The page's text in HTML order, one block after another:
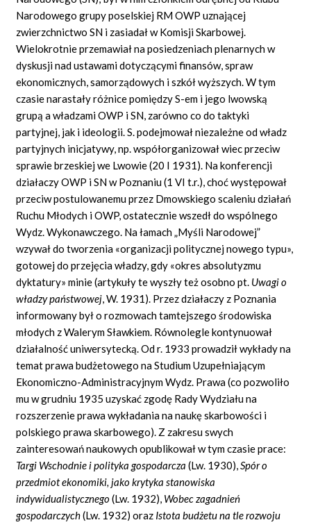
Narodowego grupy poselskiej RM OWP uznającej
zwierzchnictwo SN i zasiadał w Komisji Skarbowej.
Wielokrotnie przemawiał na posiedzeniach plenarnych w
dyskusji nad ustawami dotyczącymi finansów, spraw
ekonomicznych, samorządowych i szkół wyższych. W tym
czasie narastały różnice pomiędzy S-em i jego lwowską
grupą a władzami OWP i SN, zarówno co do taktyki
partyjnej, jak i ideologii. S. podejmował niezależne od władz
partyjnych inicjatywy, np. współorganizował wiec przeciw
sprawie brzeskiej we Lwowie (20 I 1931). Na konferencji
działaczy OWP i SN w Poznaniu (1 VI t.r.), choć występował
przeciw postulowanemu przez Dmowskiego scaleniu działań
Ruchu Młodych i OWP, ostatecznie wszedł do wspólnego
Wydz. Wykonawczego. Na łamach „Myśli Narodowej”
wzywał do tworzenia «organizacji politycznej nowego typu»,
gotowej do przejęcia władzy, gdy «okres absolutyzmu
dyktatury» minie (artykuły te wyszły też osobno pt. Uwagi o
władzy państwowej,W. 1931). Przez działaczy z Poznania
informowany był o rozmowach tamtejszego środowiska
młodych z Walerym Sławkiem. Równolegle kontynuował
działalność uniwersytecką. Od r. 1933 prowadził wykłady na
temat prawa budżetowego na Studium Uzupełniającym
Ekonomiczno-Administracyjnym Wydz. Prawa (co pozwoliło
mu w grudniu 1935 uzyskać zgodę Rady Wydziału na
rozszerzenie prawa wykładania na naukę skarbowości i
polskiego prawa skarbowego). Z zakresu swych
zainteresowań naukowych opublikował w tym czasie prace:
Targi Wschodnie i polityka gospodarcza(Lw. 1930),Spór o
przedmiot ekonomiki, jako krytyka stanowiska
indywidualistycznego(Lw. 1932), Wobec zagadnień
gospodarczych(Lw. 1932) oraz Istota budżetu na tle rozwoju